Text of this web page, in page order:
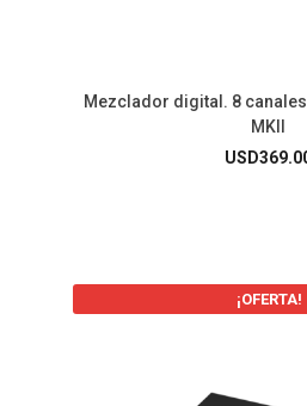
Mezclador digital. 8
MKII
USD
¡OFERTA!